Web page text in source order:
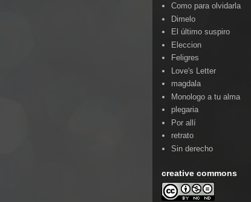
Como para olvidarla
Dimelo
El último suspiro
Eleccion
Feligres
Love's Letter
magdala
Monologo a tu alma
plegaria
Por allí
retrato
Sin derecho
creative commons